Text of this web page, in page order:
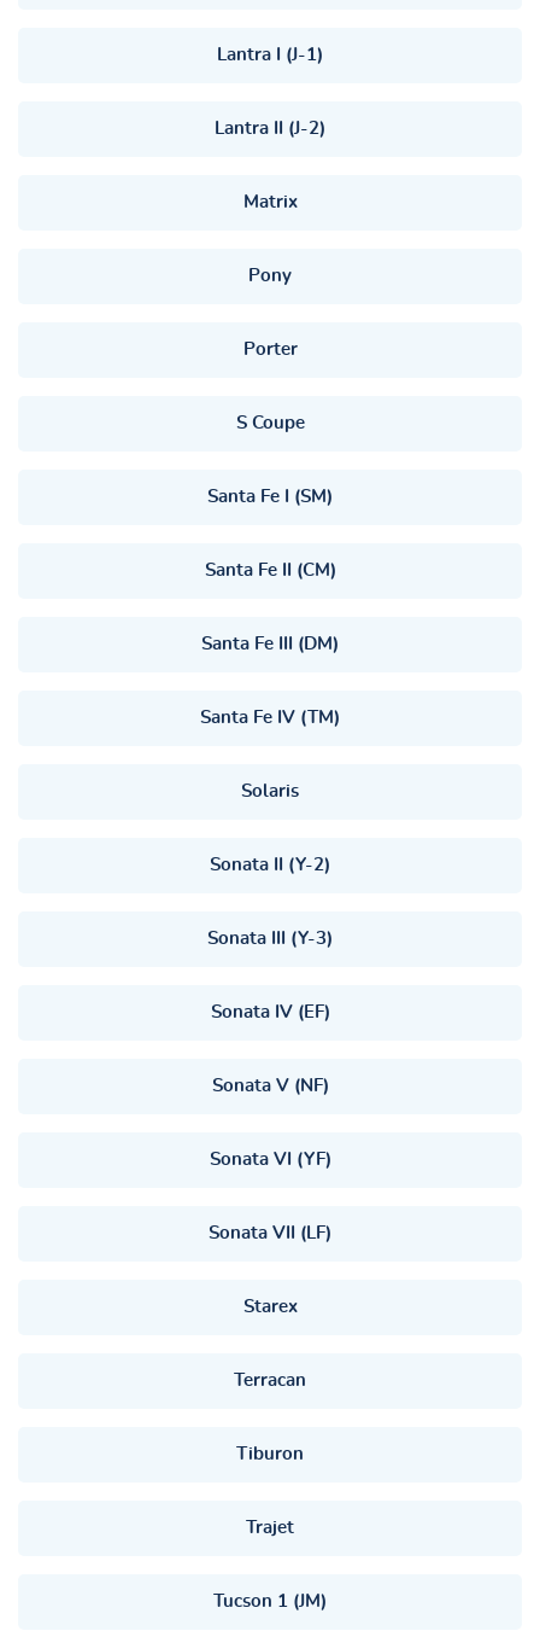
Lantra I (J-1)
Lantra II (J-2)
Matrix
Pony
Porter
S Coupe
Santa Fe I (SM)
Santa Fe II (CM)
Santa Fe III (DM)
Santa Fe IV (TM)
Solaris
Sonata II (Y-2)
Sonata III (Y-3)
Sonata IV (EF)
Sonata V (NF)
Sonata VI (YF)
Sonata VII (LF)
Starex
Terracan
Tiburon
Trajet
Tucson 1 (JM)